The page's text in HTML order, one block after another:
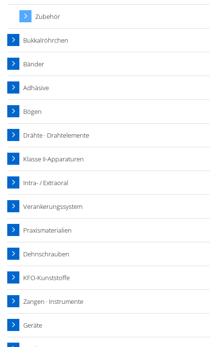
Zubehör
Bukkalröhrchen
Bänder
Adhäsive
Bögen
Drähte · Drahtelemente
Klasse II-Apparaturen
Intra- / Extraoral
Verankerungssystem
Praxismaterialien
Dehnschrauben
KFO-Kunststoffe
Zangen · Instrumente
Geräte